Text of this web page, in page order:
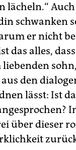
lächeln.“
schwanken
er nicht
das alles,
den
lässt: Ist
über dieser